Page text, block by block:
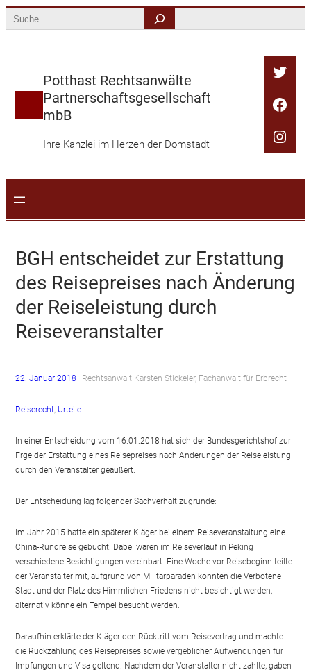
Search
Potthast Rechtsanwälte
Partnerschaftsgesellschaft
mbB
Ihre Kanzlei im Herzen der Domstadt
BGH entscheidet zur Erstattung
des Reisepreises nach Änderung
der Reiseleistung durch
Reiseveranstalter
22. Januar 2018– Rechtsanwalt Karsten Stickeler, Fachanwalt für Erbrecht–
Reiserecht, Urteile
In einer Entscheidung vom 16.01.2018 hat sich der Bundesgerichtshof zur
Frge der Erstattung eines Reisepreises nach Änderungen der Reiseleistung
durch den Veranstalter geäußert.
Der Entscheidung lag folgender Sachverhalt zugrunde:
Im Jahr 2015 hatte ein späterer Kläger bei einem Reiseveranstaltung eine
China-Rundreise gebucht. Dabei waren im Reiseverlauf in Peking
verschiedene Besichtigungen vereinbart. Eine Woche vor Reisebeginn teilte
der Veranstalter mit, aufgrund von Militärparaden könnten die Verbotene
Stadt und der Platz des Himmlichen Friedens nicht besichtigt werden,
alternativ könne ein Tempel besucht werden.
Daraufhin erklärte der Kläger den Rücktritt vom Reisevertrag und machte
die Rückzahlung des Reisepreises sowie vergeblicher Aufwendungen für
Impfungen und Visa geltend. Nachdem der Veranstalter nicht zahlte, gaben